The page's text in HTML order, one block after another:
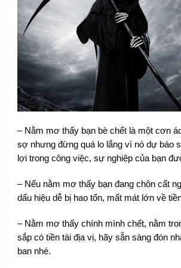
– Nằm mơ thấy bạn bè chết là một cơn
sợ nhưng đừng quá lo lắng vì nó dự báo
lợi trong công việc, sự nghiệp của bạn
– Nếu nằm mơ thấy bạn đang chôn cất
dấu hiệu dễ bị hao tổn, mất mát lớn về
– Nằm mơ thấy chính mình chết, nằm
sắp có tiền tài địa vị, hãy sẵn sàng đón
ban nhé.